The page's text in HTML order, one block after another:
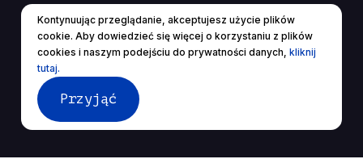
Kontynuując przeglądanie, akceptujesz użycie plików
cookie. Aby dowiedzieć się więcej o korzystaniu z plików
cookies i naszym podejściu do prywatności danych, kliknij
tutaj.
Przyjąć
PL
© 2025 Wszelkie prawa zastrzeżone.